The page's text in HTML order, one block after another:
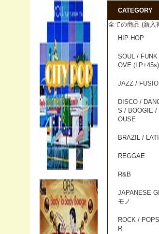
CATEGORY
全ての商品 (新入
HIP HOP
SOUL /
OVE (LP+45s)
JAZZ /
DISCO /
S / BOOGIE /
OUSE
BRAZIL /
REGGAE
R&B
JAPANESE
モノ
ROCK /
R